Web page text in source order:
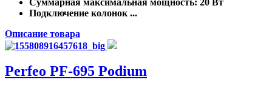
Подключение колонок ...
Описание товара
Perfeo PF-695 Podium